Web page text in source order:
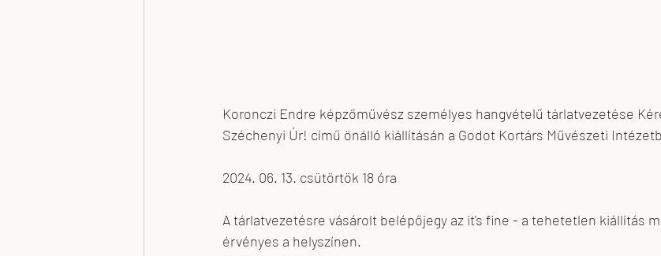
Koronczi Endre képzőművész személyes hangvételű tárlatvezetése
Széchenyi Úr! című önálló kiállításán a Godot Kortárs Művészeti
2024. 06. 13. csütörtök 18 óra
A tárlatvezetésre vásárolt belépőjegy az it's fine - a tehetetlen kiállítás
érvényes a helyszínen.